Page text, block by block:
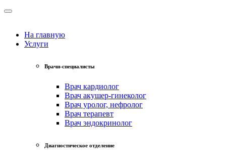
На главную
Услуги
Врачи-специалисты
Врач кардиолог
Врач акушер-гинеколог
Врач уролог, нефролог
Врач терапевт
Врач эндокринолог
Диагностическое отделение